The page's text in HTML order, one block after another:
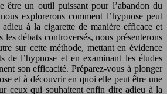
être un outil puissant pour l’abandon du
nousexplorerons comment l’hypnose peut
à la cigarette de manière efficace et
les débats controversés,nous présenterons
sur cette méthode, mettant en évidence
de l’hypnose et en examinant les études
son efficacité. Préparez-vous à plonger
e et à découvrir en quoi elle peut être une
ceux qui souhaitent enfin dire adieu à la